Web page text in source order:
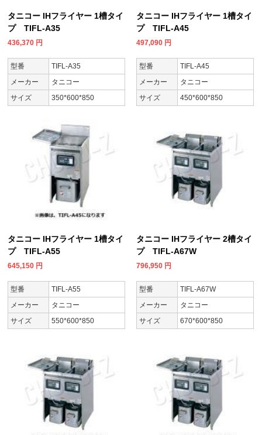
タニコー IHフライヤー 1槽タイ
プ TIFL-A35
436,370 円
型番
TIFL-A35
メーカー
タニコー
サイズ
350*600*850
タニコー IHフライヤー 1槽タイ
プ TIFL-A45
497,090 円
型番
TIFL-A45
メーカー
タニコー
サイズ
450*600*850
タニコー IHフライヤー 1槽タイ
プ TIFL-A55
645,150 円
型番
TIFL-A55
メーカー
タニコー
サイズ
550*600*850
タニコー IHフライヤー 2槽タイ
プ TIFL-A67W
796,950 円
型番
TIFL-A67W
メーカー
タニコー
サイズ
670*600*850